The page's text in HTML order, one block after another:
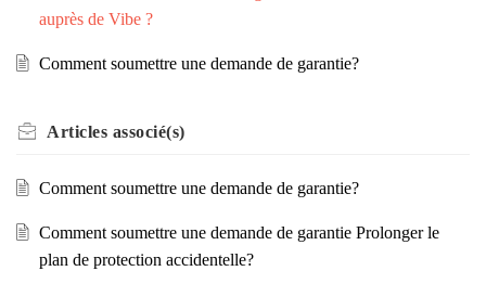
auprès de Vibe ?
Comment soumettre une demande de garantie?
Articles associé(s)
Comment soumettre une demande de garantie?
Comment soumettre une demande de garantie Prolonger le
plan de protection accidentelle?